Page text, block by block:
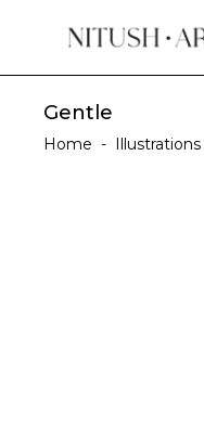
Gentle
Home - Illustrations